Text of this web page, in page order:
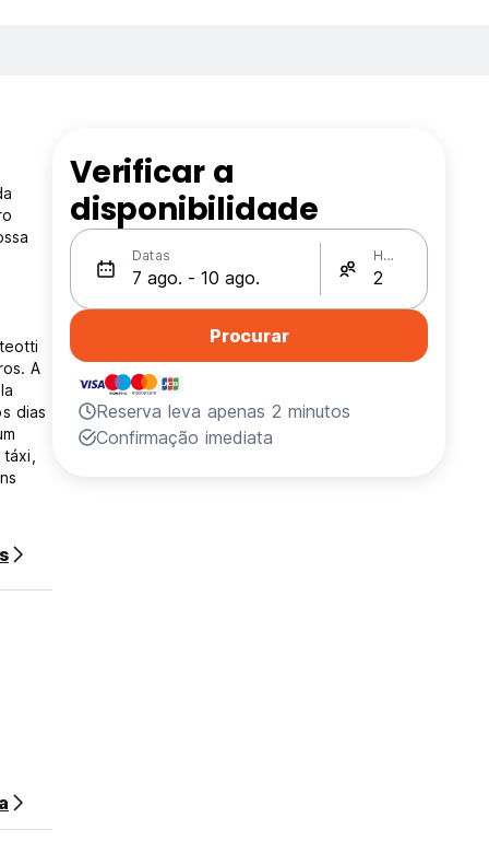
A
dias
Verificar a
disponibilidade
Datas Hóspedes
Procurar
Reserva leva apenas 2 minutos
Confirmação imediata